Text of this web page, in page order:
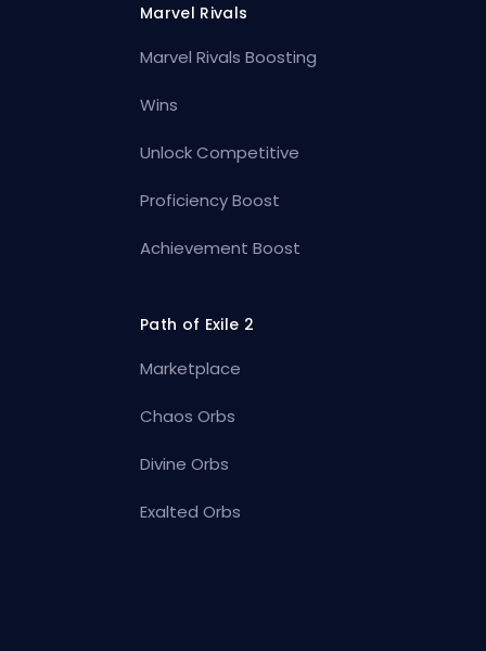
Marvel Rivals
Marvel Rivals Boosting
Wins
Unlock Competitive
Proficiency Boost
Achievement Boost
Path of Exile 2
Marketplace
Chaos Orbs
Divine Orbs
Exalted Orbs